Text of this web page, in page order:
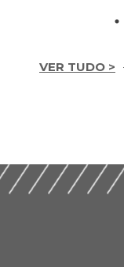
VER TUDO >